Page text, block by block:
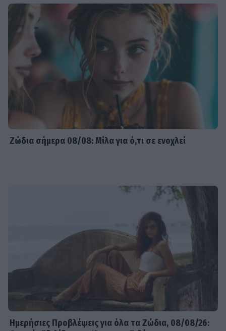
Ζώδια σήμερα 08/08: Μίλα για ό,τι σε ενοχλεί
Ημερήσιες Προβλέψεις για όλα τα Ζώδια, 08/08/26: